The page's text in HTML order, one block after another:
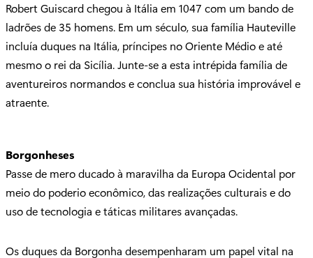
Robert Guiscard chegou à Itália em 1047 com um bando de
ladrões de 35 homens. Em um século, sua família Hauteville
incluía duques na Itália, príncipes no Oriente Médio e até
mesmo o rei da Sicília. Junte-se a esta intrépida família de
aventureiros normandos e conclua sua história improvável e
atraente.
Borgonheses
Passe de mero ducado à maravilha da Europa Ocidental por
meio do poderio econômico, das realizações culturais e do
uso de tecnologia e táticas militares avançadas.
Os duques da Borgonha desempenharam um papel vital na